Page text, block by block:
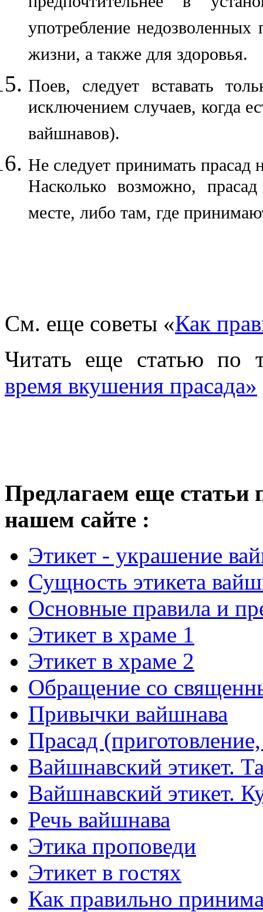
употребление
жизни, а также для здоровья.
Поев, следует вставать
исключением случаев, когда
вайшнавов).
Не следует принимать прасад
Насколько возможно,
месте, либо там, где
См. еще советы «Как
Читать еще статью
время вкушения прасада»
Предлагаем еще статьи
нашем сайте :
Этикет - украшение
Сущность этикета
Основные правила и
Этикет в храме 1
Этикет в храме 2
Обращение со
Привычки вайшнава
Прасад
Вайшнавский этикет.
Вайшнавский этикет.
Речь вайшнава
Этика проповеди
Этикет в гостях
Как правильно